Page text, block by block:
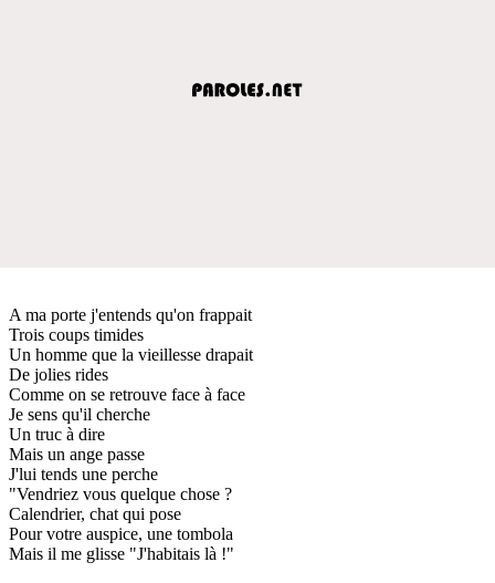
A ma porte j'entends qu'on frappait
Trois coups timides
Un homme que la vieillesse drapait
De jolies rides
Comme on se retrouve face à face
Je sens qu'il cherche
Un truc à dire
Mais un ange passe
J'lui tends une perche
"Vendriez vous quelque chose ?
Calendrier, chat qui pose
Pour votre auspice, une tombola
Mais il me glisse "J'habitais là !"